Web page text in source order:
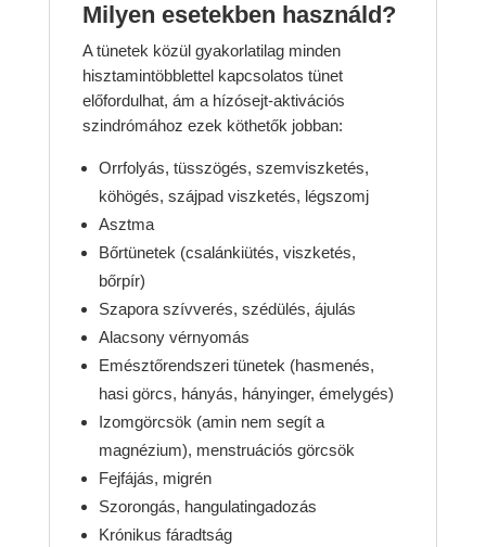
Milyen esetekben használd?
A tünetek közül gyakorlatilag minden
hisztamintöbblettel kapcsolatos tünet
előfordulhat, ám a hízósejt-aktivációs
szindrómához ezek köthetők jobban:
Orrfolyás, tüsszögés, szemviszketés,
köhögés, szájpad viszketés, légszomj
Asztma
Bőrtünetek (csalánkiütés, viszketés,
bőrpír)
Szapora szívverés, szédülés, ájulás
Alacsony vérnyomás
Emésztőrendszeri tünetek (hasmenés,
hasi görcs, hányás, hányinger, émelygés)
Izomgörcsök (amin nem segít a
magnézium), menstruációs görcsök
Fejfájás, migrén
Szorongás, hangulatingadozás
Krónikus fáradtság